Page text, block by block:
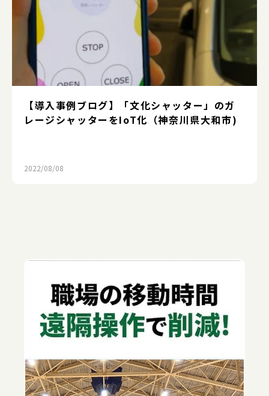
【導入事例ブログ】「文化シャッター」のガ
レージシャッターをIoT化（神奈川県大和市)
2022/08/08